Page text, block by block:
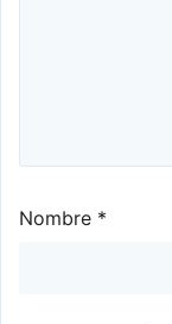
Nombre *